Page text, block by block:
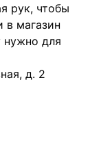
рук, чтобы
в магазин
нужно для
д. 2